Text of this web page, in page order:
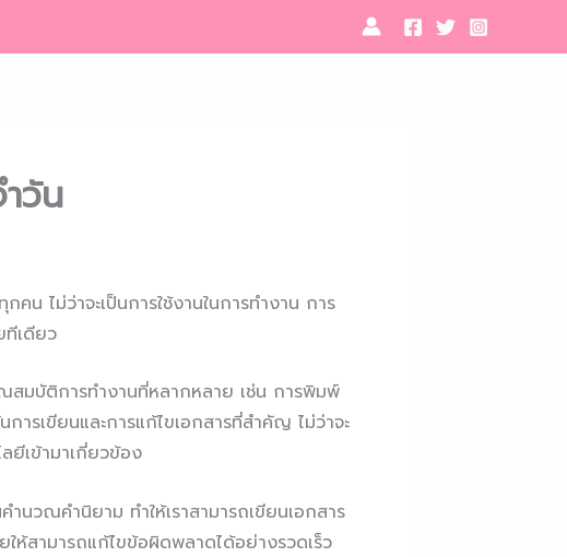
วัน
คน ไม่ว่าจะเป็นการใช้งานในการทำงาน การ
ทีเดียว
ณสมบัติการทำงานที่หลากหลาย เช่น การพิมพ์
ารเขียนและการแก้ไขเอกสารที่สำคัญ ไม่ว่าจะ
ยีเข้ามาเกี่ยวข้อง
ำนวณคำนิยาม ทำให้เราสามารถเขียนเอกสาร
ห้สามารถแก้ไขข้อผิดพลาดได้อย่างรวดเร็ว